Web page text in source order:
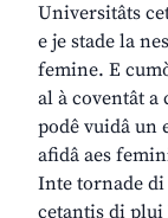
Universitâts
e je stade la
femine. E
al à coventât
podê vuidâ un
afidâ aes
Inte tornade di
cetantis di